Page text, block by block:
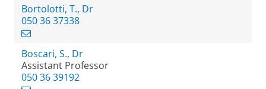
Bortolotti, T., Dr
050 36 37338
Boscari, S., Dr
Assistant Professor
050 36 39192